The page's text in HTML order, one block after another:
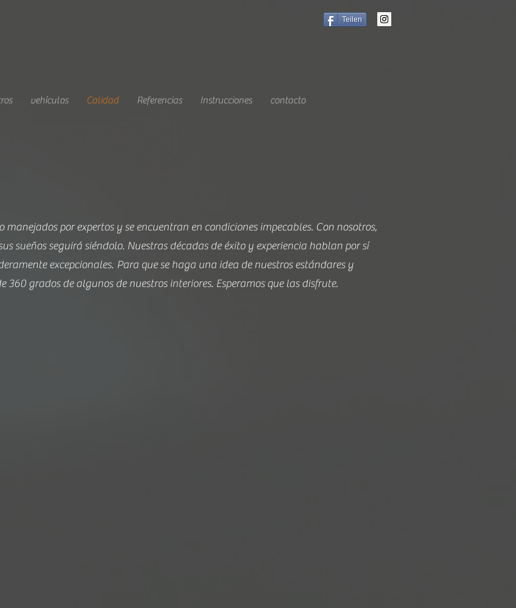
Teilen
vehículos Calidad Referencias Instrucciones contacto
manejados por expertos y se encuentran en condiciones impecables. Con nosotros,
sueños seguirá siéndolo. Nuestras décadas de éxito y experiencia hablan por sí
excepcionales. Para que se haga una idea de nuestros estándares y
360 grados de algunos de nuestros interiores. Esperamos que las disfrute.